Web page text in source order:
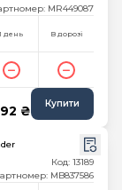
MR449087
1 день В дорозі
₴ Купити
Код: 13189
MB837586